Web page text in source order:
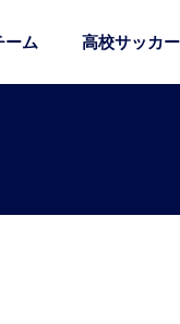
ーム 高校サッカー